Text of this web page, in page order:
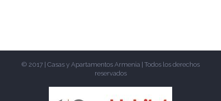
© 2017 | Casas y Apartamentos Armenia | Todos los derechos
reservados